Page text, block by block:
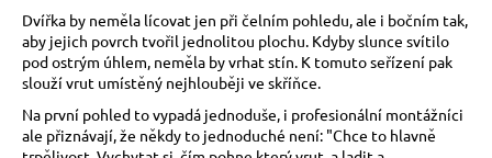
Dvířka by neměla lícovat jen při čelním pohledu, ale i bočním tak,
aby jejich povrch tvořil jednolitou plochu. Kdyby slunce svítilo
pod ostrým úhlem, neměla by vrhat stín. K tomuto seřízení pak
slouží vrut umístěný nejhlouběji ve skříňce.
Na první pohled to vypadá jednoduše, i profesionální montážníci
ale přiznávají, že někdy to jednoduché není: "Chce to hlavně